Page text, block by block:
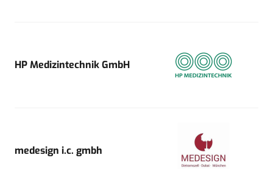
HP Medizintechnik GmbH
medesign i.c. gmbh